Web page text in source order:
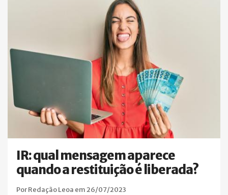
IR: qual mensagem aparece
quando a restituição é liberada?
Por Redação Leoa em 26/07/2023